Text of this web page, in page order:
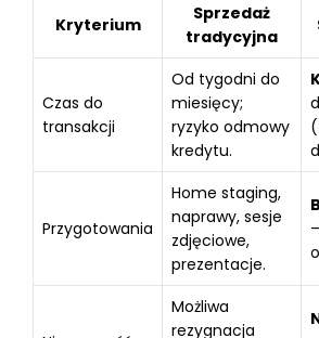
Kryterium
Sprzedaż
tradycyjna
Czas do
transakcji
Od tygodni do
miesięcy;
ryzyko odmowy
kredytu.
Przygotowania
Home staging,
naprawy, sesje
zdjęciowe,
prezentacje.
Możliwa
rezygnacja